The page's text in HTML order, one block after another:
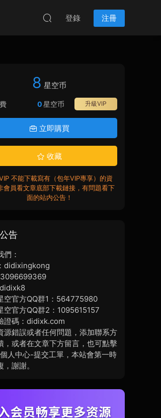
登錄 注冊
8 星空币
升級VIP
0星空币
立即購買
收藏
不能下載寫有（包年VIP專享）的資
會員看文章底部下載鏈接，有問題看下
面的站内公告！
告
們：
didixingkong
3096699369
空官方QQ群1：564775980
空官方QQ群2：1095615157
證碼：didixk.com
源錯誤或者任何問題，添加聯系方
，或者在文章下方留言，也可點擊
人中心-提交工單，本站會第一時
，謝謝。